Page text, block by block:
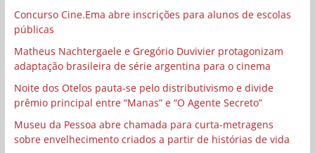
Concurso Cine.Ema abre inscrições para alunos de escolas
públicas
Matheus Nachtergaele e Gregório Duvivier protagonizam
adaptação brasileira de série argentina para o cinema
Noite dos Otelos pauta-se pelo distributivismo e divide
prêmio principal entre “Manas” e “O Agente Secreto”
Museu da Pessoa abre chamada para curta-metragens
sobre envelhecimento criados a partir de histórias de vida